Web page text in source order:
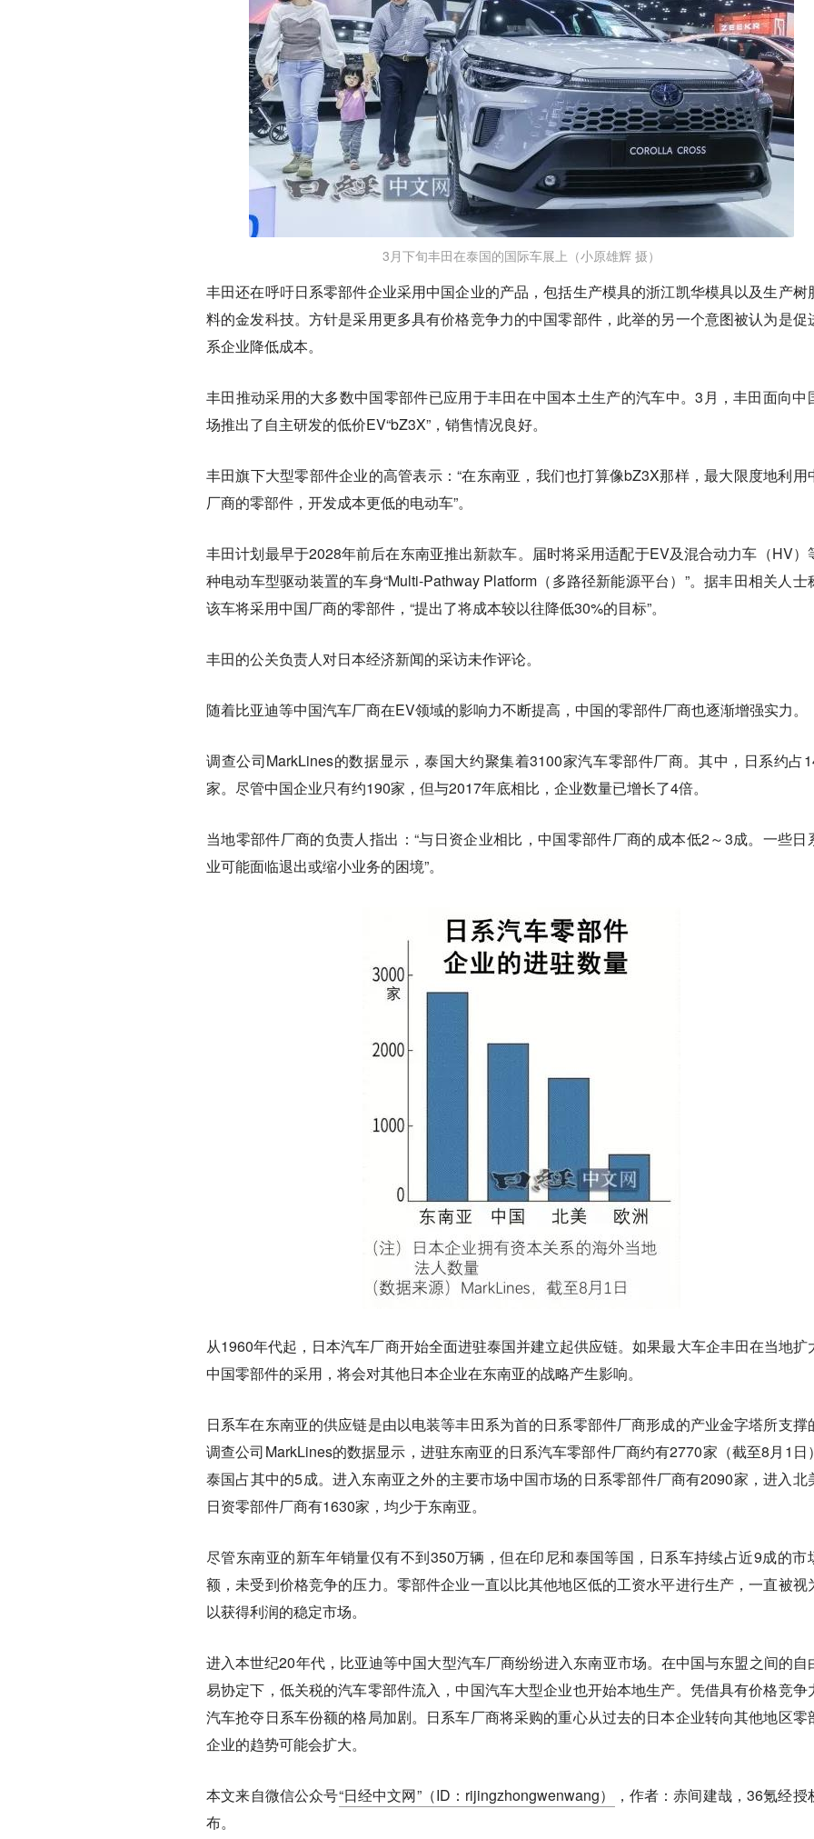
3月下旬丰田在泰国的国际车展上（小原雄辉 摄）
丰田还在呼吁日系零部件企业采用中国企业的产品，包括生产模具的浙江凯华模具以及生产树
料的金发科技。方针是采用更多具有价格竞争力的中国零部件，此举的另一个意图被认为是促
系企业降低成本。
丰田推动采用的大多数中国零部件已应用于丰田在中国本土生产的汽车中。3月，丰田面向中
场推出了自主研发的低价EV“bZ3X”，销售情况良好。
丰田旗下大型零部件企业的高管表示：“在东南亚，我们也打算像bZ3X那样，最大限度地利用
厂商的零部件，开发成本更低的电动车”。
丰田计划最早于2028年前后在东南亚推出新款车。届时将采用适配于EV及混合动力车（HV）
种电动车型驱动装置的车身“Multi-Pathway Platform（多路径新能源平台）”。据丰田相关人士
该车将采用中国厂商的零部件，“提出了将成本较以往降低30%的目标”。
丰田的公关负责人对日本经济新闻的采访未作评论。
随着比亚迪等中国汽车厂商在EV领域的影响力不断提高，中国的零部件厂商也逐渐增强实力。
调查公司MarkLines的数据显示，泰国大约聚集着3100家汽车零部件厂商。其中，日系约占
家。尽管中国企业只有约190家，但与2017年底相比，企业数量已增长了4倍。
当地零部件厂商的负责人指出：“与日资企业相比，中国零部件厂商的成本低2～3成。一些日
业可能面临退出或缩小业务的困境”。
从1960年代起，日本汽车厂商开始全面进驻泰国并建立起供应链。如果最大车企丰田在当地扩
中国零部件的采用，将会对其他日本企业在东南亚的战略产生影响。
日系车在东南亚的供应链是由以电装等丰田系为首的日系零部件厂商形成的产业金字塔所支撑
调查公司MarkLines的数据显示，进驻东南亚的日系汽车零部件厂商约有2770家（截至8月1日
泰国占其中的5成。进入东南亚之外的主要市场中国市场的日系零部件厂商有2090家，进入北
日资零部件厂商有1630家，均少于东南亚。
尽管东南亚的新车年销量仅有不到350万辆，但在印尼和泰国等国，日系车持续占近9成的市
额，未受到价格竞争的压力。零部件企业一直以比其他地区低的工资水平进行生产，一直被视
以获得利润的稳定市场。
进入本世纪20年代，比亚迪等中国大型汽车厂商纷纷进入东南亚市场。在中国与东盟之间的自
易协定下，低关税的汽车零部件流入，中国汽车大型企业也开始本地生产。凭借具有价格竞争
汽车抢夺日系车份额的格局加剧。日系车厂商将采购的重心从过去的日本企业转向其他地区零
企业的趋势可能会扩大。
本文来自微信公众号“日经中文网”（ID：rijingzhongwenwang）
，作者：赤间建哉，36氪经授
布。